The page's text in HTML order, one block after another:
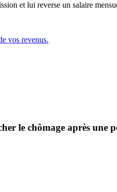
et lui reverse un salaire
vos revenus.
le chômage après une